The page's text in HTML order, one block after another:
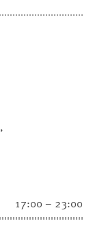
,
17:00 – 23:00